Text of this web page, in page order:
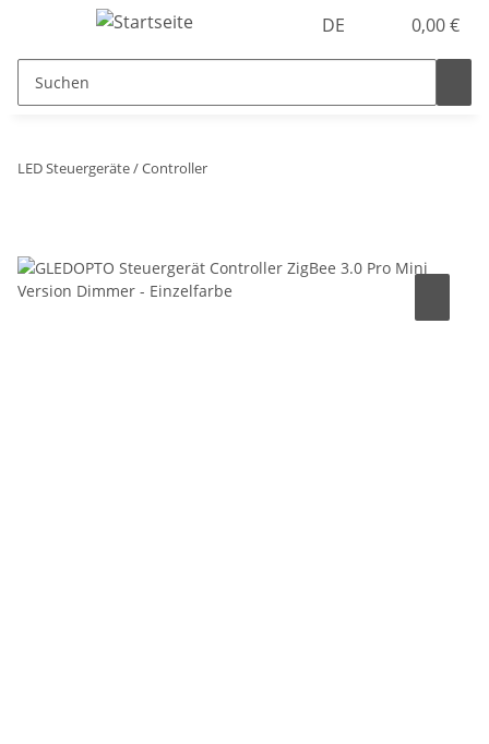
DE 0,00 €
LED Steuergeräte / Controller